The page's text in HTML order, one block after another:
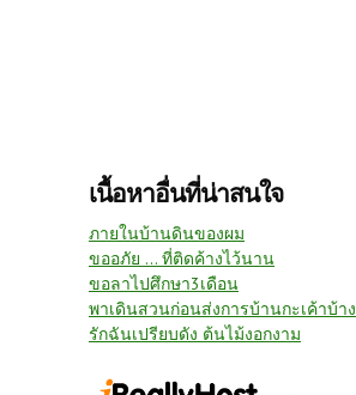
เนื้อหาอื่นที่น่าสนใจ
ภายในบ้านดินของผม
ขออภัย ... ที่ติดค้างไว้นาน
ขอลาไปศึกษา3เดือน
พาเดินสวนก่อนส่งการบ้านกะเค้าบ้าง
รักฉันเปรียบดัง ต้นไม้งอกงาม